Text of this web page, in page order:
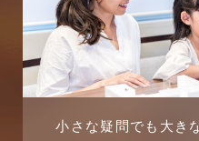
店舗・テナント施工事例
戸建賃貸住宅活用事例
採用情報
2023年10月
2023年9月
小さな疑問でも大き